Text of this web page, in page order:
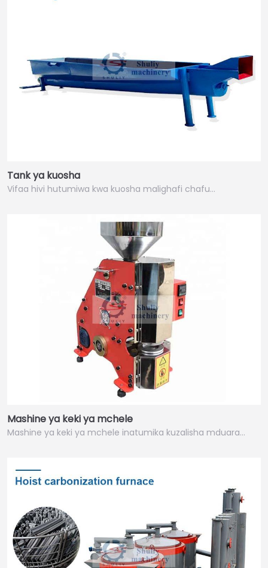
Tank ya kuosha
Vifaa hivi hutumiwa kwa kuosha malighafi chafu…
Mashine ya keki ya mchele
Mashine ya keki ya mchele inatumika kuzalisha mduara…